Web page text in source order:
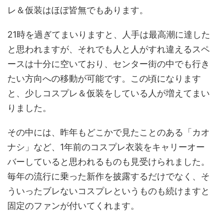
レ＆仮装はほぼ皆無でもあります。
21時を過ぎてまいりますと、人手は最高潮に達した
と思われますが、それでも人と人がすれ違えるスペ
ースは十分に空いており、センター街の中でも行き
たい方向への移動が可能です。この頃になります
と、少しコスプレ＆仮装をしている人が増えてまい
りました。
その中には、昨年もどこかで見たことのある「カオ
ナシ」など、1年前のコスプレ衣装をキャリーオー
バーしていると思われるものも見受けられました。
毎年の流行に乗った新作を披露するだけでなく、そ
ういったブレないコスプレというものも続けますと
固定のファンが付いてくれます。